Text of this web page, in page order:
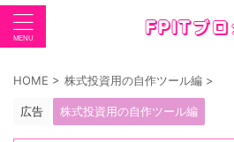
HOME > 株式投資用の自作ツール編 >
広告 株式投資用の自作ツール編